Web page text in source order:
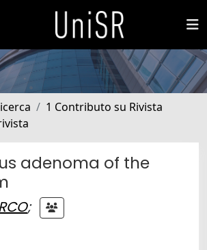
1 Contributo su Rivista
adenoma of the
;